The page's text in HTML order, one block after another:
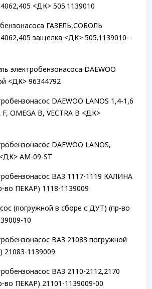
<ДК> 505.1139010
ГАЗЕЛЬ,СОБОЛЬ
защелка <ДК> 505.1139010-
электробензонасоса DAEWOO
<ДК> 96344792
DAEWOO LANOS 1,4-1,6
F, OMEGA B, VECTRA B <ДК>
DAEWOO LANOS,
AM-09-ST
ВАЗ 1117-1119 КАЛИНА
во ПЕКАР) 1118-1139009
(погружной в сборе с ДУТ) (пр-во
10
ВАЗ 21083 погружной
21083-1139009
ВАЗ 2110-2112,2170
во ПЕКАР) 21101-1139009-00